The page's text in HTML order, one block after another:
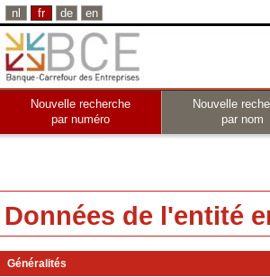
nl fr de en
Nouvelle recherche
par numéro
Nouvelle
par nom
Données de l'entité
Généralités